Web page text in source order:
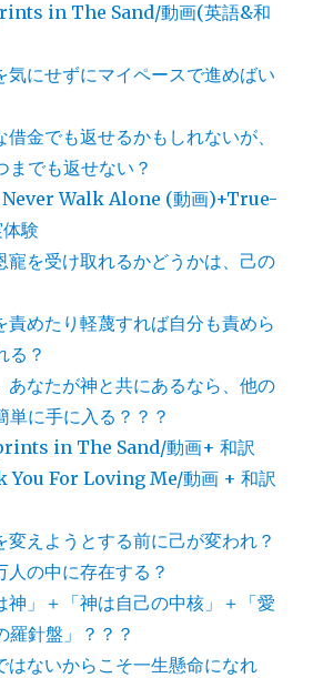
in The Sand/動画(英語&和
にせずにマイペースで進めばい
金でも返せるかもしれないが、
までも返せない？
Never Walk Alone (動画)+True-
験
を受け取れるかどうかは、己の
めたり軽蔑すれば自分も責めら
る？
なたが神と共にあるなら、他の
単に手に入る？？？
in The Sand/動画+ 和訳
You For Loving Me/動画 + 和訳
えようとする前に己が変われ？
の中に存在する？
」＋「神は自己の中核」＋「愛
羅針盤」？？？
ないからこそ一生懸命になれ